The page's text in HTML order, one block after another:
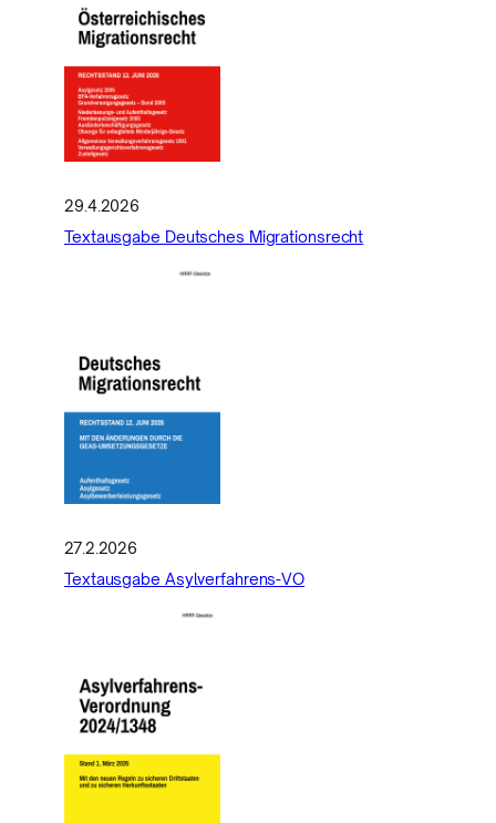
29.4.2026
Textausgabe Deutsches Migrationsrecht
27.2.2026
Textausgabe Asylverfahrens-VO